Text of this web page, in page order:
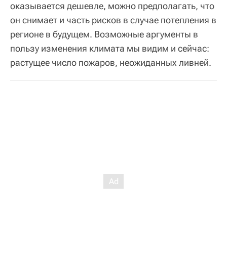
оказывается дешевле, можно предполагать, что
он снимает и часть рисков в случае потепления в
регионе в будущем. Возможные аргументы в
пользу изменения климата мы видим и сейчас:
растущее число пожаров, неожиданных ливней.